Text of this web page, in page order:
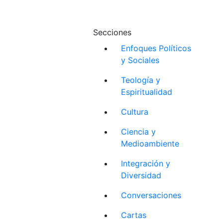
Secciones
Enfoques Políticos
y Sociales
Teología y
Espiritualidad
Cultura
Ciencia y
Medioambiente
Integración y
Diversidad
Conversaciones
Cartas